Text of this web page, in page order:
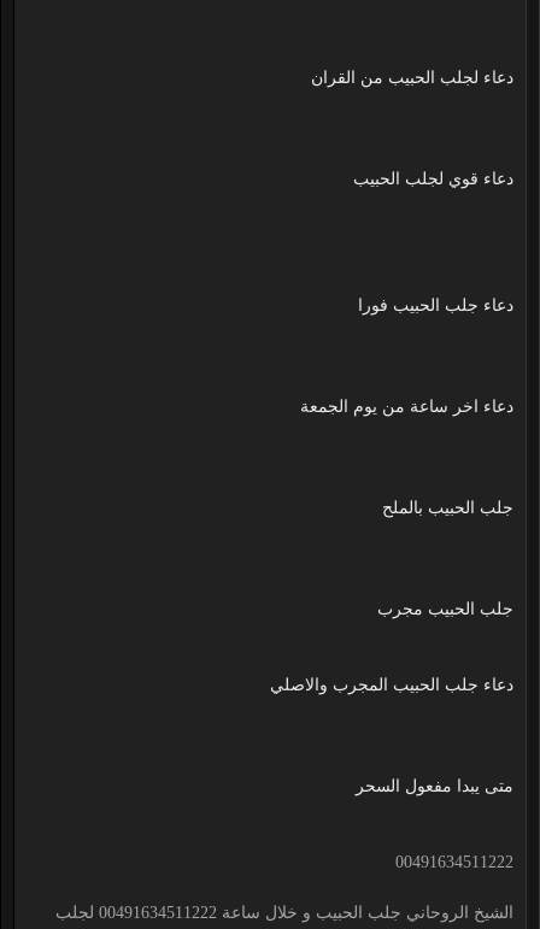
دعاء لجلب الحبيب من القران
دعاء قوي لجلب الحبيب
دعاء جلب الحبيب فورا
دعاء اخر ساعة من يوم الجمعة
جلب الحبيب بالملح
جلب الحبيب مجرب
دعاء جلب الحبيب المجرب والاصلي
متى يبدا مفعول السحر
00491634511222
الشيخ الروحاني جلب الحبيب و خلال ساعة 00491634511222 لجلب